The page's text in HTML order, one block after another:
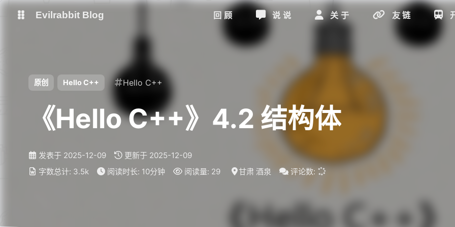
Evilrabbit Blog 回顾 说说 关于 友链
原创 Hello C++ Hello C++
《Hello C++》4.2 结构体
发表于 2025-12-09 更新于 2025-12-09
字数总计: 3.5k 阅读时长: 10分钟 阅读量: 29 甘肃 酒泉 评论数: